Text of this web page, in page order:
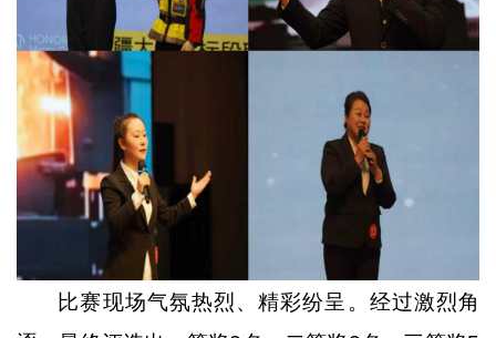
比赛现场气氛热烈、精彩纷呈。经过激烈角